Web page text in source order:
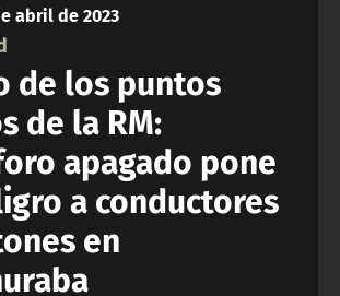
abril de 2023
de los puntos
de la RM:
apagado pone
a conductores
en